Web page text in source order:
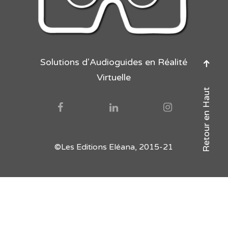
Solutions d'Audioguides en Réalité
Virtuelle
©Les Editions Eléana, 2015-21 Retour en Haut